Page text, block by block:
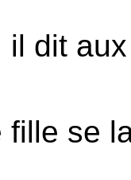
il dit
fille se